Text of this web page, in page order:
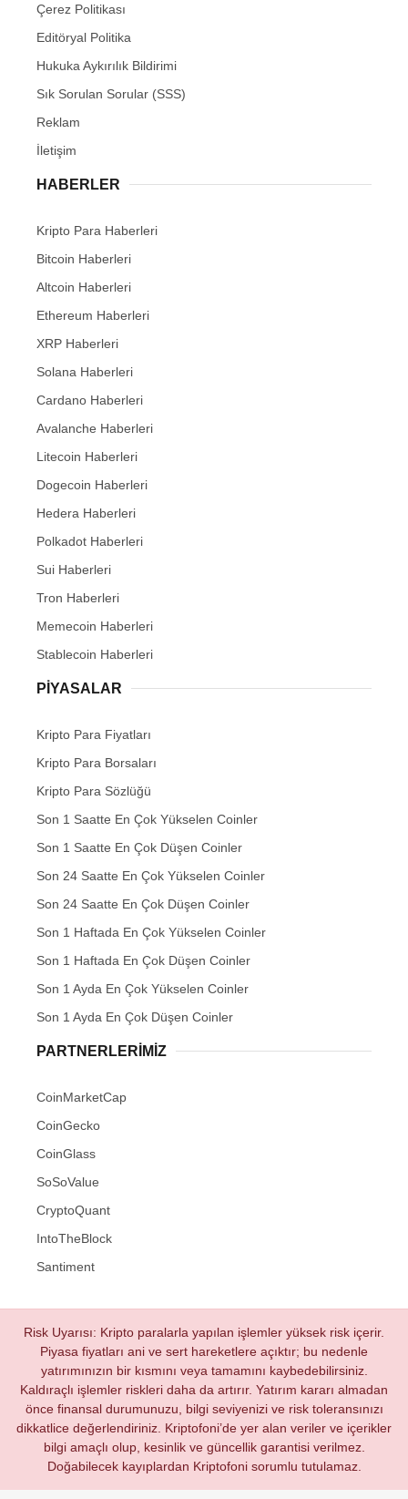
Çerez Politikası
Editöryal Politika
Hukuka Aykırılık Bildirimi
Sık Sorulan Sorular (SSS)
Reklam
İletişim
HABERLER
Kripto Para Haberleri
Bitcoin Haberleri
Altcoin Haberleri
Ethereum Haberleri
XRP Haberleri
Solana Haberleri
Cardano Haberleri
Avalanche Haberleri
Litecoin Haberleri
Dogecoin Haberleri
Hedera Haberleri
Polkadot Haberleri
Sui Haberleri
Tron Haberleri
Memecoin Haberleri
Stablecoin Haberleri
PIYASALAR
Kripto Para Fiyatları
Kripto Para Borsaları
Kripto Para Sözlüğü
Son 1 Saatte En Çok Yükselen Coinler
Son 1 Saatte En Çok Düşen Coinler
Son 24 Saatte En Çok Yükselen Coinler
Son 24 Saatte En Çok Düşen Coinler
Son 1 Haftada En Çok Yükselen Coinler
Son 1 Haftada En Çok Düşen Coinler
Son 1 Ayda En Çok Yükselen Coinler
Son 1 Ayda En Çok Düşen Coinler
PARTNERLERIMIZ
CoinMarketCap
CoinGecko
CoinGlass
SoSoValue
CryptoQuant
IntoTheBlock
Santiment
Risk Uyarısı: Kripto paralarla yapılan işlemler yüksek risk içerir.
Piyasa fiyatları ani ve sert hareketlere açıktır; bu nedenle
yatırımınızın bir kısmını veya tamamını kaybedebilirsiniz.
Kaldıraçlı işlemler riskleri daha da artırır. Yatırım kararı almadan
önce finansal durumunuzu, bilgi seviyenizi ve risk toleransınızı
dikkatlice değerlendiriniz. Kriptofoni’de yer alan veriler ve içerikler
bilgi amaçlı olup, kesinlik ve güncellik garantisi verilmez.
Doğabilecek kayıplardan Kriptofoni sorumlu tutulamaz.